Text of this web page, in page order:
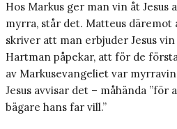
Hos Markus ger man vin åt Jesus
myrra, står det. Matteus däremot
skriver att man erbjuder Jesus vin
Hartman påpekar, att för de
av Markusevangeliet var
Jesus avvisar det – måhända
bägare hans far vill.”